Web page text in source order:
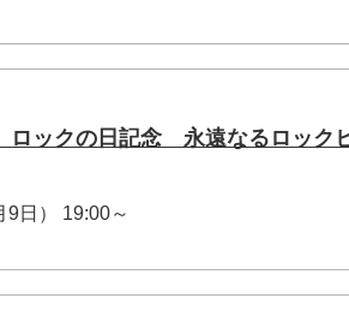
ロックの日記念 永遠なるロック
日） 19:00～